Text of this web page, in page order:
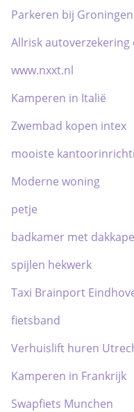
Parkeren bij
Allrisk
www.nxxt.nl
Kamperen in Italië
Zwembad kopen intex
mooiste
Moderne woning
petje
badkamer met
spijlen hekwerk
Taxi Brainport
fietsband
Verhuislift huren
Kamperen in Frankrijk
Swapfiets Munchen